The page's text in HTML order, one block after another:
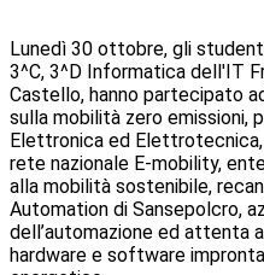
Lunedì 30 ottobre, gli
3^C, 3^D Informatica dell'IT
Castello, hanno partecipato
sulla mobilità zero emissioni,
Elettronica ed
rete nazionale E-mobility,
alla mobilità sostenibile,
Automation di Sansepolcro,
dell’automazione ed attenta
hardware e software